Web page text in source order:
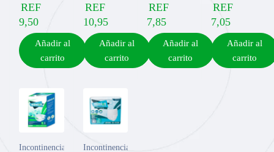
REF
9,50
Añadir al
carrito
REF
10,95
Añadir al
carrito
REF
7,85
Añadir al
carrito
REF
7,05
Añadir al
carrito
Incontinencia Incontinencia